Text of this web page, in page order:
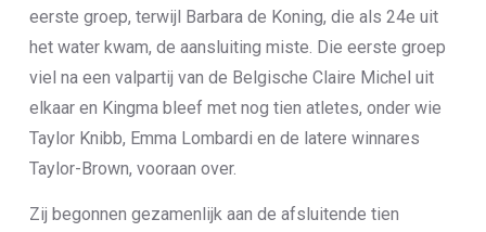
eerste groep, terwijl Barbara de Koning, die als 24e uit
het water kwam, de aansluiting miste. Die eerste groep
viel na een valpartij van de Belgische Claire Michel uit
elkaar en Kingma bleef met nog tien atletes, onder wie
Taylor Knibb, Emma Lombardi en de latere winnares
Taylor-Brown, vooraan over.
Zij begonnen gezamenlijk aan de afsluitende tien